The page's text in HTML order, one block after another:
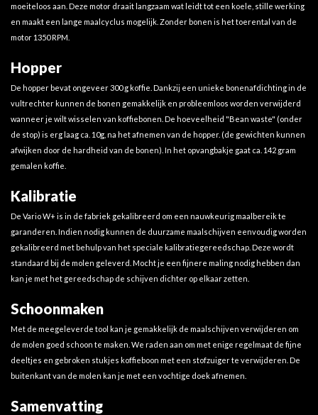
moeiteloos aan. Deze motor draait langzaam wat leidt tot een koele, stille werking
en maakt een lange maalcyclus mogelijk. Zonder bonen is het toerental van de
motor 1350 RPM.
Hopper
De hopper bevat ongeveer 300 g koffie. Dankzij een unieke bonenafdichting in de
vultrechter kunnen de bonen gemakkelijk en probleemloos worden verwijderd
wanneer je wilt wisselen van koffiebonen. De hoeveelheid "Bean waste" (onder
de stop) is erg laag ca. 10g, na het afnemen van de hopper. (de gewichten kunnen
afwijken door de hardheid van de bonen). In het opvangbakje gaat ca. 142 gram
gemalen koffie.
Kalibratie
De Vario W+ is in de fabriek gekalibreerd om een ​​nauwkeurig maalbereik te
garanderen. Indien nodig kunnen de duurzame maalschijven eenvoudig worden
gekalibreerd met behulp van het speciale kalibratiegereedschap. Deze wordt
standaard bij de molen geleverd. Mocht je een fijnere maling nodig hebben dan
kan je met het gereedschap de schijven dichter op elkaar zetten.
Schoonmaken
Met de meegeleverde tool kan je gemakkelijk de maalschijven verwijderen om
de molen goed schoon te maken. We raden aan om met enige regelmaat de fijne
deeltjes en gebroken stukjes koffieboon met een stofzuiger te verwijderen. De
buitenkant van de molen kan je met een vochtige doek afnemen.
Samenvatting